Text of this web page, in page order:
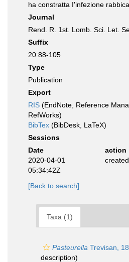
ha constratta I'infezione rabbica
Journal
Rend. R. 1st. Lomb. Sci. Let.
Suffix
20:88-105
Type
Publication
Export
RIS (EndNote, Reference
RefWorks)
BibTex (BibDesk, LaTeX)
Sessions
Date
action
2020-04-01
05:34:42Z
created
[Back to search]
Taxa (1)
Pasteurella Trevisan,
description)